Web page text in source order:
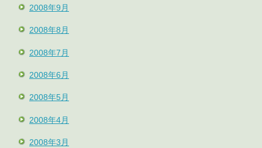
2008年9月
2008年8月
2008年7月
2008年6月
2008年5月
2008年4月
2008年3月